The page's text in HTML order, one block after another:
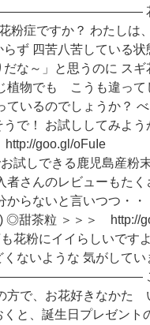
花粉
粉症ですか？ わたしは
ず 四苦八苦している状
な～」と思うのに スギ
植物でも こうも違って
いるのでしょうか？
で！ お試ししてみよう
＞ http://goo.gl/
試しできる鹿児島産粉
者さんのレビューもたく
らないと言いつつ・・
◎甜茶粒 ＞＞＞ http://
にイイらしいです
ないような 気がしてい
この
方で、お花好きなかた
と、誕生日プレゼント